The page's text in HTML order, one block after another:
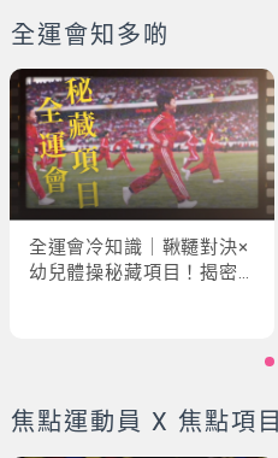
全運會知多啲
全運會冷知識｜鞦韆對決×
幼兒體操秘藏項目！揭密
焦點運動員 X 焦點項目